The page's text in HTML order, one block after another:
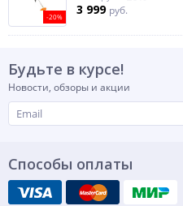
-20% 3 999 руб.
Будьте в курсе!
Новости, обзоры и акции
Способы оплаты